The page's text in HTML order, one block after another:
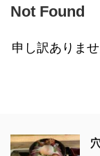
Not Found
申し訳ありま